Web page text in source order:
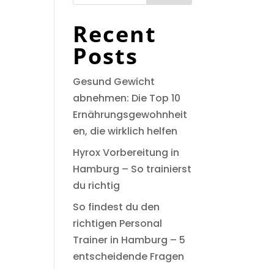
Recent
Posts
Gesund Gewicht
abnehmen: Die Top 10
Ernährungsgewohnheit
en, die wirklich helfen
Hyrox Vorbereitung in
Hamburg – So trainierst
du richtig
So findest du den
richtigen Personal
Trainer in Hamburg – 5
entscheidende Fragen